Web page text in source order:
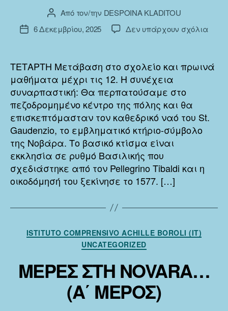
Συντάκτης
άρθρου
Από τον/την DESPOINA KLADITOU
Ημ.6 Δεκεμβρίου, 2025 Δεν υπάρχουν σχόλιαστο
ΤΕΤΑΡΤΗ Μετάβαση στο σχολείο και πρωινά
μαθήματα μέχρι τις 12. Η συνέχεια
συναρπαστική: Θα περπατούσαμε στο
πεζοδρομημένο κέντρο της πόλης και θα
επισκεπτόμασταν τον καθεδρικό ναό του St.
Gaudenzio, το εμβληματικό κτήριο-σύμβολο
της Νοβάρα. Το βασικό κτίσμα είναι
εκκλησία σε ρυθμό Βασιλικής που
σχεδιάστηκε από τον Pellegrino Tibaldi και η
οικοδόμησή του ξεκίνησε το 1577. […]
Κατηγορίες
ISTITUTO COMPRENSIVO ACHILLE BOROLI (IT)
UNCATEGORIZED
ΜΕΡΕΣ ΣΤΗ NOVARA…
(Α΄ ΜΕΡΟΣ)